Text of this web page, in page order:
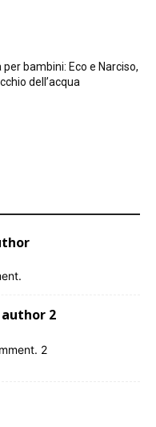
bambini: Eco e Narciso,
dell’acqua
2
2